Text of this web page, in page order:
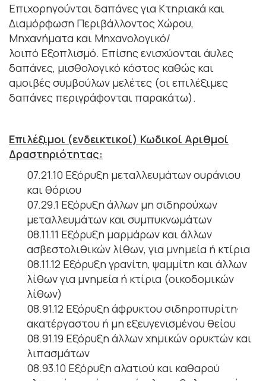
Επιχορηγούνται δαπάνες για Κτηριακά και
Διαμόρφωση Περιβάλλοντος Χώρου,
Μηχανήματα και Μηχανολογικό/
λοιπό Εξοπλισμό. Επίσης ενισχύονται άυλες
δαπάνες, μισθολογικό κόστος καθώς και
αμοιβές συμβούλων μελέτες (οι επιλέξιμες
δαπάνες περιγράφονται παρακάτω).
Επιλέξιμοι (ενδεικτικοί) Κωδικοί Αριθμοί
Δραστηριότητας:
07.21.10 Εξόρυξη μεταλλευμάτων ουράνιου
και θόριου
07.29.1 Εξόρυξη άλλων μη σιδηρούχων
μεταλλευμάτων και συμπυκνωμάτων
08.11.11 Εξόρυξη μαρμάρων και άλλων
ασβεστολιθικών λίθων, για μνημεία ή κτίρια
08.11.12 Εξόρυξη γρανίτη, ψαμμίτη και άλλων
λίθων για μνημεία ή κτίρια (οικοδομικών
λίθων)
08.91.12 Εξόρυξη άφρυκτου σιδηροπυρίτη·
ακατέργαστου ή μη εξευγενισμένου θείου
08.91.19 Εξόρυξη άλλων χημικών ορυκτών και
λιπασμάτων
08.93.10 Εξόρυξη αλατιού και καθαρού